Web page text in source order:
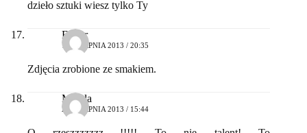
dzieło sztuki wiesz tylko Ty
Edgar
18 SIERPNIA 2013 / 20:35
Zdjęcia zrobione ze smakiem.
Magda
24 SIERPNIA 2013 / 15:44